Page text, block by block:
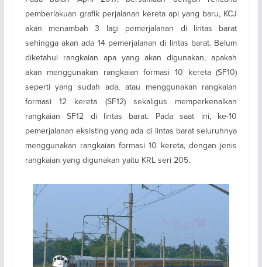
pemberlakuan grafik perjalanan kereta api yang baru, KCJ
akan menambah 3 lagi pemerjalanan di lintas barat
sehingga akan ada 14 pemerjalanan di lintas barat. Belum
diketahui rangkaian apa yang akan digunakan, apakah
akan menggunakan rangkaian formasi 10 kereta (SF10)
seperti yang sudah ada, atau menggunakan rangkaian
formasi 12 kereta (SF12) sekaligus memperkenalkan
rangkaian SF12 di lintas barat. Pada saat ini, ke-10
pemerjalanan eksisting yang ada di lintas barat seluruhnya
menggunakan rangkaian formasi 10 kereta, dengan jenis
rangkaian yang digunakan yaitu KRL seri 205.